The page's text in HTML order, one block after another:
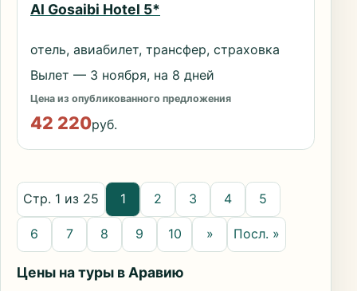
Al Gosaibi Hotel 5*
отель, авиабилет, трансфер, страховка
Вылет — 3 ноября, на 8 дней
Цена из опубликованного предложения
42 220руб.
Стр. 1 из 25 1 2 3 4 5
6 7 8 9 10 » Посл. »
Цены на туры в Аравию